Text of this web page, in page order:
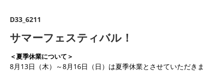
D33_6211
サマーフェスティバル！
＜夏季休業について＞
8月13日（木）～8月16日（日）は夏季休業とさせていただきま